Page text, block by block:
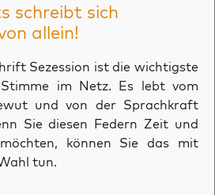
schreibt sich
allein!
Sezession ist die wichtigste
im Netz. Es lebt vom
und von der Sprachkraft
Sie diesen Federn Zeit und
können Sie das mit
tun.